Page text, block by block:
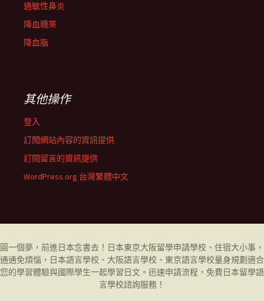
過敏性鼻炎
降血糖茶
降血脂
其他操作
登入
訂閱網站內容的資訊提供
訂閱留言的資訊提供
WordPress.org 台灣繁體中文
圓一個夢，前進日本念書去！日本東京大阪留學申請學校、住宿大小事，
通通免煩惱，日本語言學校、大阪語言學校、東京語言學校量身規劃適合
您的學習體驗與國際學生一起學習日文。迅速申請流程，免費日本留學語
言學校諮詢服務！